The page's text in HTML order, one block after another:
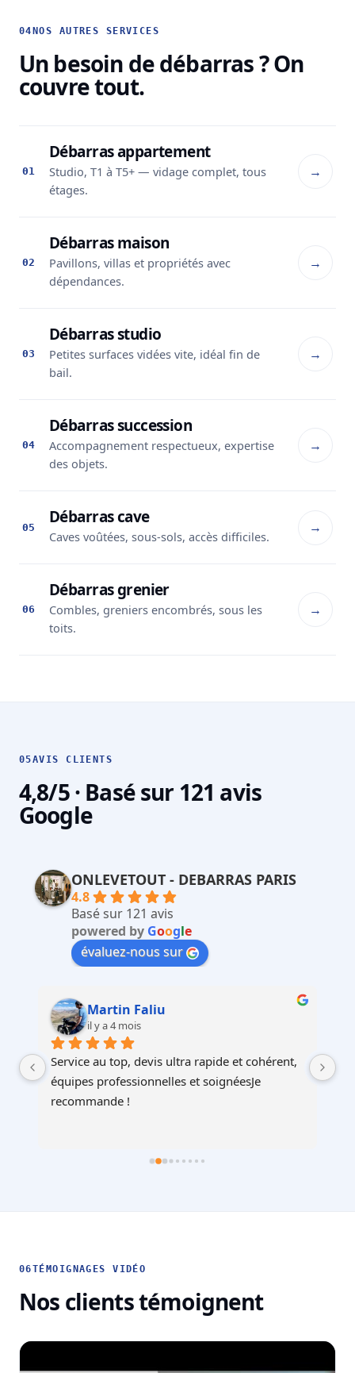
04 NOS AUTRES SERVICES
Un besoin de débarras ? On
couvre tout.
01
Débarras appartement
Studio, T1 à T5+ — vidage complet, tous
étages.
→
02
Débarras maison
Pavillons, villas et propriétés avec
dépendances.
→
03
Débarras studio
Petites surfaces vidées vite, idéal fin de
bail.
→
04
Débarras succession
Accompagnement respectueux, expertise
des objets.
→
05 Débarras cave
Caves voûtées, sous-sols, accès difficiles.
→
06
Débarras grenier
Combles, greniers encombrés, sous les
toits.
→
05AVIS CLIENTS
4,8/5 · Basé sur 121 avis
Google
ONLEVETOUT - DEBARRAS PARIS
4.8
Basé sur 121 avis
powered by Google
évaluez-nous sur
Martin Faliu
il y a 4 mois
Service au top, devis ultra rapide et cohérent,
équipes professionnelles et soignéesJe
recommande !
06TÉMOIGNAGES VIDÉO
Nos clients témoignent